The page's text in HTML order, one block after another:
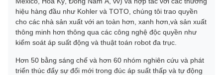
hiệu hàng đầu như Kohler và TOTO, chúng tôi trao quyền
cho các nhà sản xuất với an toàn hơn, xanh hơn,và sản xuất
thông minh hơn thông qua các công nghệ độc quyền như
kiểm soát áp suất động và thuật toán robot đa trục.
Hơn 50 bằng sáng chế và hơn 60 nhóm nghiên cứu và phát
triển thúc đẩy sự đổi mới trong đúc áp suất thấp và tự động